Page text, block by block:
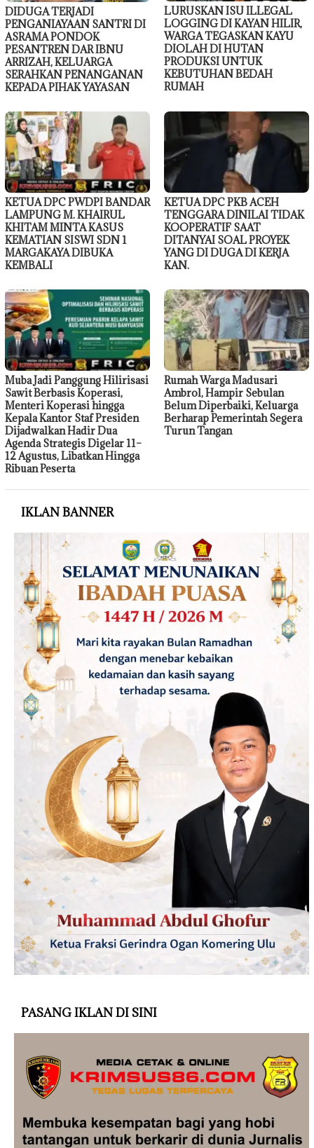
DIDUGA TERJADI
PENGANIAYAAN SANTRI DI
ASRAMA PONDOK
PESANTREN DAR IBNU
ARRIZAH, KELUARGA
SERAHKAN PENANGANAN
KEPADA PIHAK YAYASAN
LURUSKAN ISU ILLEGAL
LOGGING DI KAYAN HILIR,
WARGA TEGASKAN KAYU
DIOLAH DI HUTAN
PRODUKSI UNTUK
KEBUTUHAN BEDAH
RUMAH
KETUA DPC PWDPI BANDAR
LAMPUNG M. KHAIRUL
KHITAM MINTA KASUS
KEMATIAN SISWI SDN 1
MARGAKAYA DIBUKA
KEMBALI
KETUA DPC PKB ACEH
TENGGARA DINILAI TIDAK
KOOPERATIF SAAT
DITANYAI SOAL PROYEK
YANG DI DUGA DI KERJA
KAN.
Muba Jadi Panggung Hilirisasi
Sawit Berbasis Koperasi,
Menteri Koperasi hingga
Kepala Kantor Staf Presiden
Dijadwalkan Hadir Dua
Agenda Strategis Digelar 11–
12 Agustus, Libatkan Hingga
Ribuan Peserta
Rumah Warga Madusari
Ambrol, Hampir Sebulan
Belum Diperbaiki, Keluarga
Berharap Pemerintah Segera
Turun Tangan
IKLAN BANNER
PASANG IKLAN DI SINI